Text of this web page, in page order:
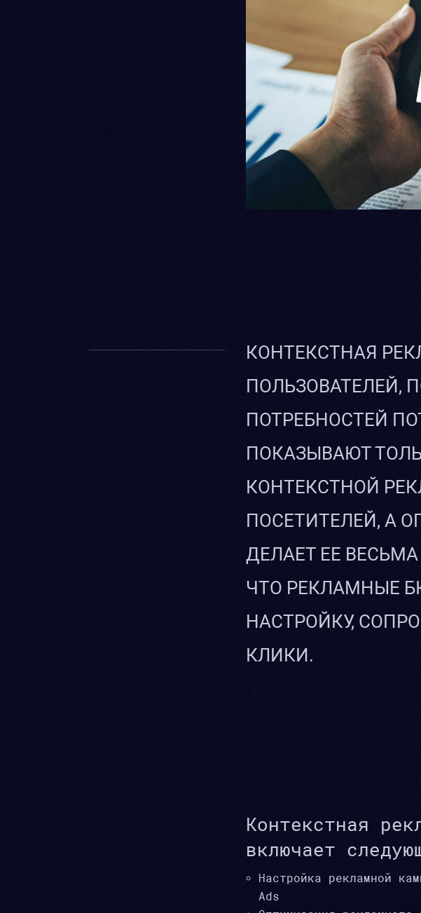
КОНТЕКСТНАЯ
ПОЛЬЗОВАТЕЛЕЙ,
ПОТРЕБНОСТЕЙ
ПОКАЗЫВАЮТ
КОНТЕКСТНОЙ
ПОСЕТИТЕЛЕЙ, А
ДЕЛАЕТ ЕЕ
ЧТО РЕКЛАМНЫЕ
НАСТРОЙКУ,
КЛИКИ.
Контекстная
включает
Настройка рекламной
Ads